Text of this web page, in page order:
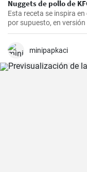
Nuggets de pollo de
Esta receta se inspira
por supuesto, en
añade el sabor original.
minipapkaci